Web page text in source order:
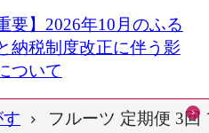
要】2026年10月のふる
納税制度改正に伴う影
ついて
フルーツ 定期便 3